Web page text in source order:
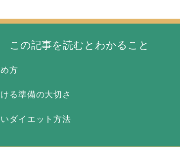
この記事を読むとわかること
方
る準備の大切さ
ダイエット方法